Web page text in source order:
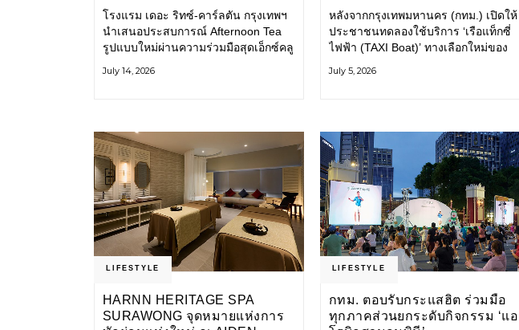
COLLABORATION ณ คาเลโอ
(CALEŌ) ชวนสัมผัสเสน่ห์ของ
ขนมหวานร่วมสมัยจากกรุงโซล
โรงแรม เดอะ ริทซ์-คาร์ลตัน กรุงเทพฯ
นำเสนอประสบการณ์ Afternoon Tea
รูปแบบใหม่ผ่านความร่วมมือสุดเอ็กซ์คลู
หวานสไตล์ฝรั่งเศสร่วมสมัยชื่อดังจาก
July 14, 2026
เก่า เที่ยววิถีสโลว์ไลฟ์แบบรักษ์
โลก
หลังจากกรุงเทพมหานคร (กทม.) เปิดให้
ประชาชนทดลองใช้บริการ ‘เรือแท็กซี่
ไฟฟ้า (TAXI Boat)’ ทางเลือกใหม่ของ
และเป็นมิตรกับสิ่งแวดล้อม ผ่าน
July 5, 2026
LIFESTYLE
HARNN HERITAGE SPA
SURAWONG จุดหมายแห่งการ
LIFESTYLE
กทม. ตอบรับกระแสฮิต ร่วมมือ
ทุกภาคส่วนยกระดับกิจกรรม ‘แอ